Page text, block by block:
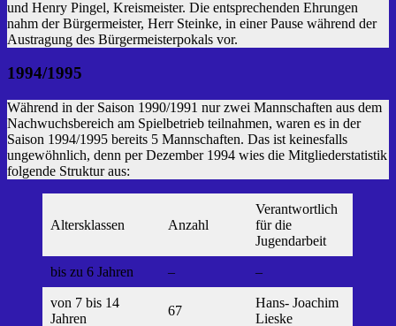
und Henry Pingel, Kreismeister. Die entsprechenden Ehrungen
nahm der Bürgermeister, Herr Steinke, in einer Pause während der
Austragung des Bürgermeisterpokals vor.
1994/1995
Während in der Saison 1990/1991 nur zwei Mannschaften aus dem
Nachwuchsbereich am Spielbetrieb teilnahmen, waren es in der
Saison 1994/1995 bereits 5 Mannschaften. Das ist keinesfalls
ungewöhnlich, denn per Dezember 1994 wies die Mitgliederstatistik
folgende Struktur aus:
Altersklassen Anzahl
Verantwortlich
für die
Jugendarbeit
bis zu 6 Jahren – –
von 7 bis 14
Jahren
67
Hans- Joachim
Lieske